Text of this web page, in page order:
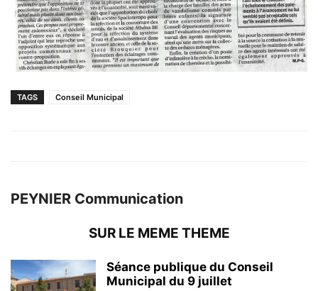
TAGS Conseil Municipal
PEYNIER Communication
SUR LE MEME THEME
Séance publique du Conseil
Municipal du 9 juillet